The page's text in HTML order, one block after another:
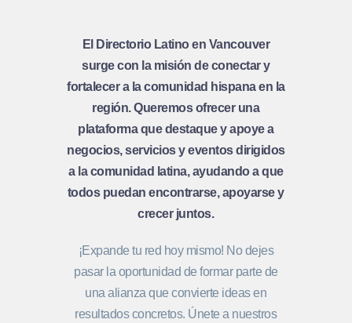
El Directorio Latino en Vancouver
surge con la misión de conectar y
fortalecer a la comunidad hispana en la
región. Queremos ofrecer una
plataforma que destaque y apoye a
negocios, servicios y eventos dirigidos
a la comunidad latina, ayudando a que
todos puedan encontrarse, apoyarse y
crecer juntos.
¡Expande tu red hoy mismo! No dejes
pasar la oportunidad de formar parte de
una alianza que convierte ideas en
resultados concretos. Únete a nuestros